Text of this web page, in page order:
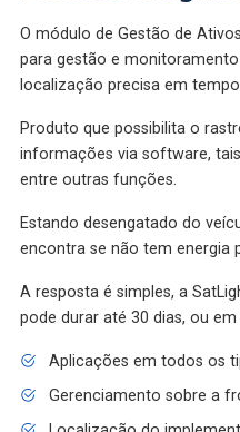
O módulo de Gestão de
para gestão e
localização precisa em tempo
Produto que possibilita o
informações via software,
entre outras funções.
Estando desengatado do
encontra se não tem energia
A resposta é simples, a
pode durar até 30 dias, ou
Aplicações em todos os
Gerenciamento sobre a
Localização do